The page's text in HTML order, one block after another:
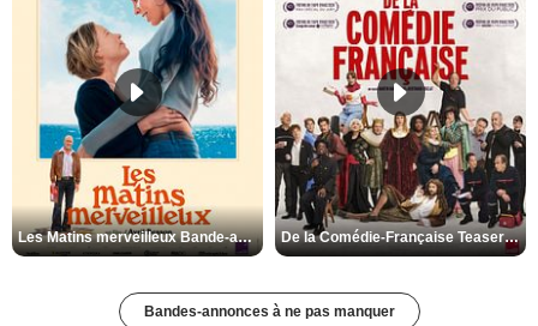
Les Matins merveilleux Bande-annonce VF De la Comédie-Française Teaser VF
Bandes-annonces à ne pas manquer